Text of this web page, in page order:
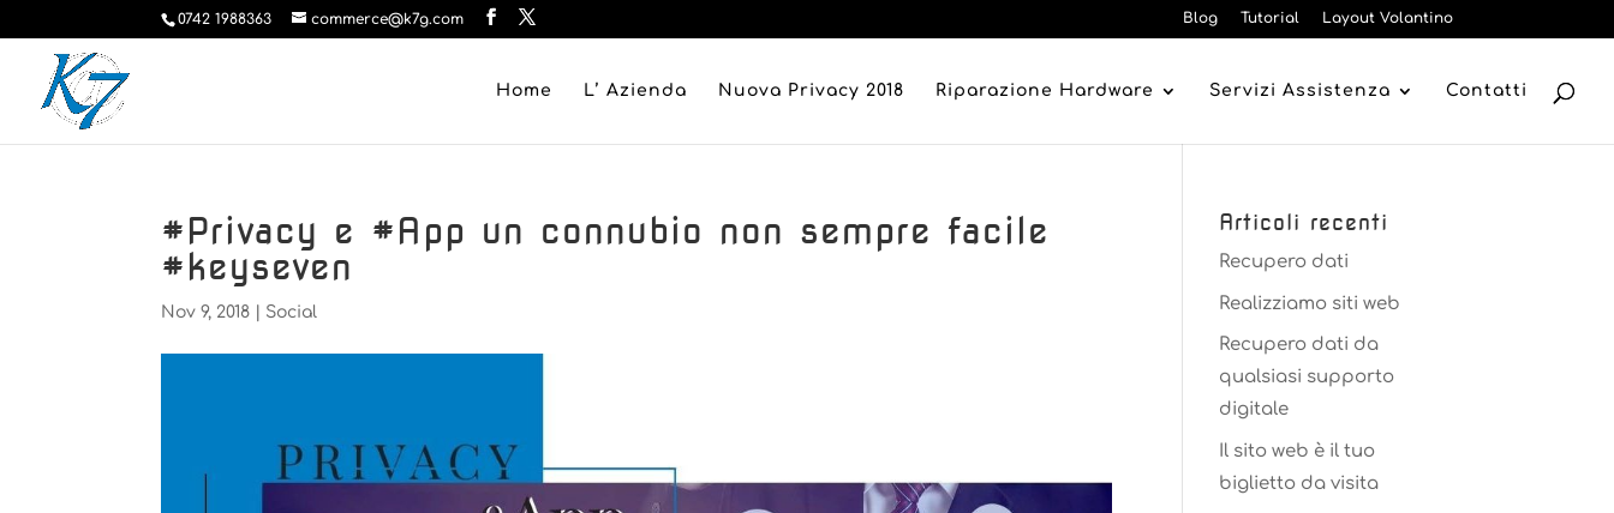
0742 1988363 commerce@k7g.com Blog Tutorial Layout Volantino
Home L’ Azienda Nuova Privacy 2018 Riparazione Hardware Servizi Assistenza Contatti
#Privacy e #App un connubio non sempre facile
#keyseven
Nov 9, 2018 Social
Articoli recenti
Recupero dati
Realizziamo siti web
Recupero dati da
qualsiasi supporto
digitale
Il sito web è il tuo
biglietto da visita